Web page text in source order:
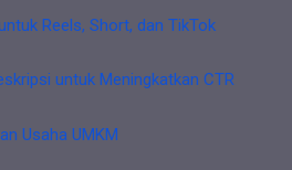
Reels, Short, dan TikTok
untuk Meningkatkan CTR
Usaha UMKM